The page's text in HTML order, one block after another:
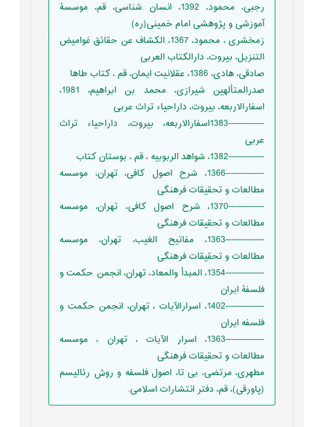
رجبی، محمود، 1392، انسان شناسی، قم، موسسۀ
آموزشی و پژوهشی امام خمینی(ره)
زمخشری ، محمود، 1367، الکشاف عن حقائق غوامیض
التنزیل، بیروت، دارالکتاب العربی
صادقی، هادی، 1386، عقلانیت ایمان، قم ، کتاب طاها
صدرالمتألهین شیرازی، محمد بن ابراهیم، 1981،
اسفارالاربعه، بیروت، داراحیاء تراث عربی
-------------1383اسفارالاربعه، بیروت، داراحیاء تراث
عربی
-------------1382، شواهد الربوبیه ، قم ، بوستان کتاب
--------------1366، شرح اصول کافی، تهران، موسسه
مطالعات و تحقیقات فرهنگی
-------------1370، شرح اصول کافی، تهران، موسسه
مطالعات و تحقیقات فرهنگی
--------------1363، مفاتیح الغیب، تهران، موسسه
مطالعات و تحقیقات فرهنگی
--------------1354، المبدأ والمعاد، تهران، انجمن حکمت و
فلسفۀ ایران
--------------1402، اسرارالآیات ، تهران، انجمن حکمت و
فلسفه ایران
--------------1363، اسرار الآیات ، تهران ، موسسه
مطالعات و تحقیقات فرهنگی
مطهری، مرتضی، بی تا، اصول فلسفه و روش رئالیسم
(پاورقی)، قم، دفتر انتشارات اسلامی.